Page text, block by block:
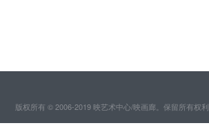
版权所有 © 2006-2019 映艺术中心/映画廊。保留所有权利